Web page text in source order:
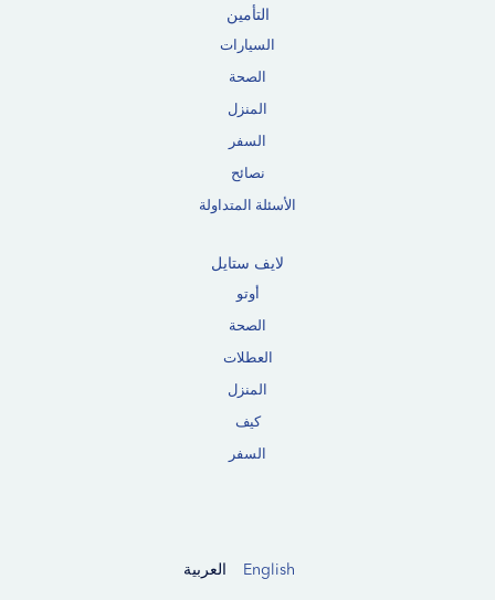
التأمين
السيارات
الصحة
المنزل
السفر
نصائح
الأسئلة المتداولة
لايف ستايل
أوتو
الصحة
العطلات
المنزل
كيف
السفر
English العربية